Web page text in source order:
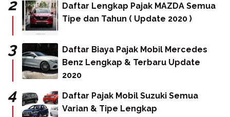
Daftar Lengkap Pajak MAZDA Semua
Tipe dan Tahun ( Update 2020 )
Daftar Biaya Pajak Mobil Mercedes
Benz Lengkap & Terbaru Update
2020
Daftar Pajak Mobil Suzuki Semua
Varian & Tipe Lengkap